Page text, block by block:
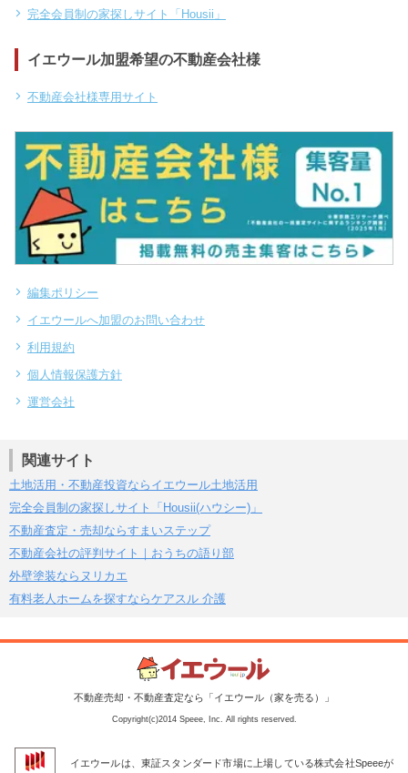
完全会員制の家探しサイト「Housii」
イエウール加盟希望の不動産会社様
不動産会社様専用サイト
編集ポリシー
イエウールへ加盟のお問い合わせ
利用規約
個人情報保護方針
運営会社
関連サイト
土地活用・不動産投資ならイエウール土地活用
完全会員制の家探しサイト「Housii(ハウシー)」
不動産査定・売却ならすまいステップ
不動産会社の評判サイト｜おうちの語り部
外壁塗装ならヌリカエ
有料老人ホームを探すならケアスル 介護
不動産売却・不動産査定なら「イエウール（家を売る）」
Copyright(c)2014 Speee, Inc. All rights reserved.
イエウールは、東証スタンダード市場に上場している株式会社Speeeが